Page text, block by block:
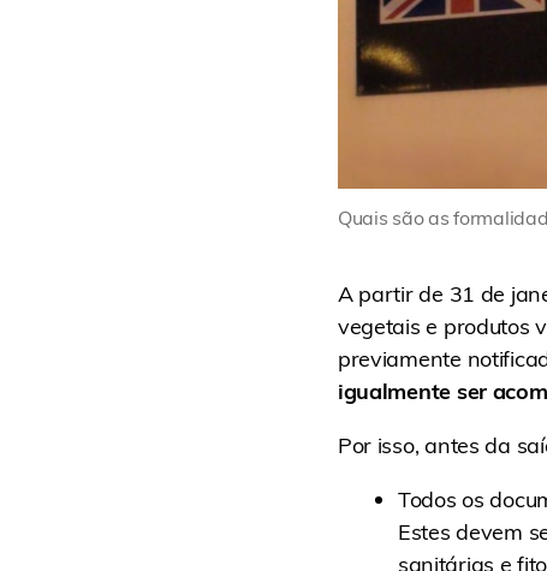
Quais são as
A partir de 31 de
vegetais e produtos
previamente
igualmente ser
Por isso, antes da
Todos os
Estes devem
sanitárias e